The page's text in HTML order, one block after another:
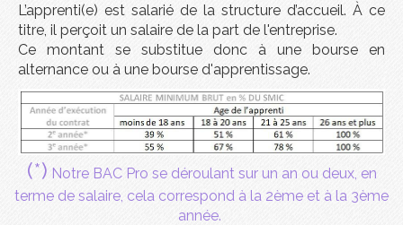
L’apprenti(e) est salarié de la structure d’accueil. À ce
titre, il perçoit un salaire de la part de l'entreprise.
Ce montant se substitue donc à une bourse en
alternance ou à une bourse d'apprentissage.
(*) Notre BAC Pro se déroulant sur un an ou deux, en
terme de salaire, cela correspond à la 2ème et à la 3ème
année.